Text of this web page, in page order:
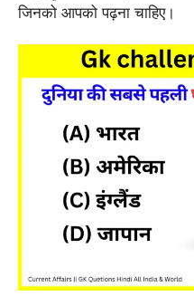
जिनको आपको पढ़ना चाहिए।